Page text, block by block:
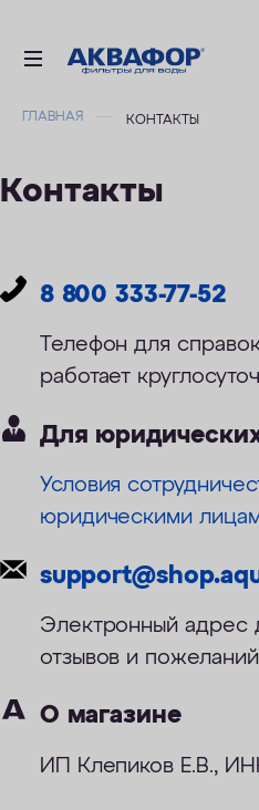
ДЛЯ БИЗНЕСА
АКЦИИ
ДОСТАВКА
УСЛУГИ
ОПЛАТА
КОНТАКТЫ
ГЛАВНАЯ КОНТАКТЫ
Контакты
8 800 333-77-52
Телефон для
работает
Для
Условия
юридическими
Электронный адрес
отзывов и пожеланий
О магазине
ИП Клепиков Е.В.,